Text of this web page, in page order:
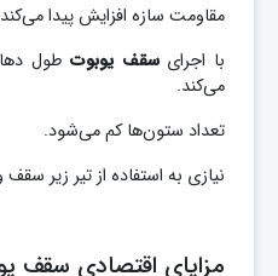
مقاومت سازه افزایش پیدا
با اجرایسقف یوبوتطول
می‌کند.
تعداد ستون‌ها کم می‌شود.
نیازی به استفاده از تیر زیر
مزایای اقتصادی سقف